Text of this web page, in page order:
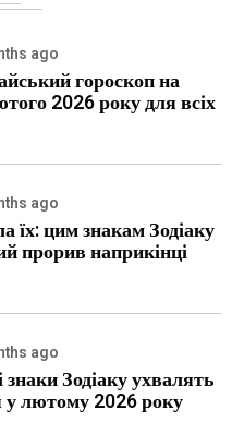
ago
гороскоп на
2026 року для всіх
ago
їх: цим знакам Зодіаку
прорив наприкінці
ago
Зодіаку ухвалять
у лютому 2026 року